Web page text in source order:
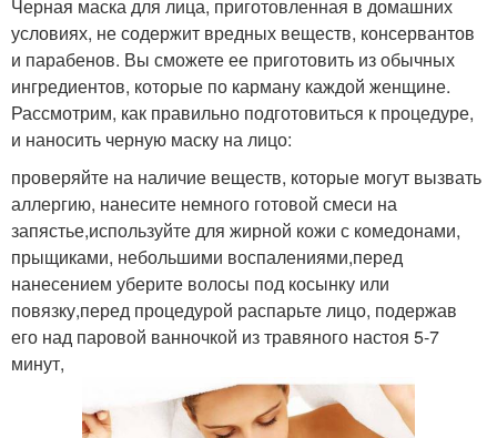
Черная маска для лица, приготовленная в домашних
условиях, не содержит вредных веществ, консервантов
и парабенов. Вы сможете ее приготовить из обычных
ингредиентов, которые по карману каждой женщине.
Рассмотрим, как правильно подготовиться к процедуре,
и наносить черную маску на лицо:
проверяйте на наличие веществ, которые могут вызвать
аллергию, нанесите немного готовой смеси на
запястье,используйте для жирной кожи с комедонами,
прыщиками, небольшими воспалениями,перед
нанесением уберите волосы под косынку или
повязку,перед процедурой распарьте лицо, подержав
его над паровой ванночкой из травяного настоя 5-7
минут,